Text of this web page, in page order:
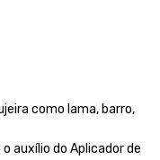
como lama, barro,
auxílio do Aplicador de